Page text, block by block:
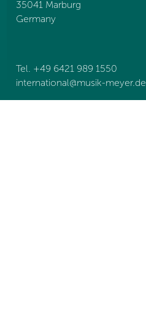
35041 Marburg
Germany
Tel. +49 6421 989 1550
international@musik-meyer.de